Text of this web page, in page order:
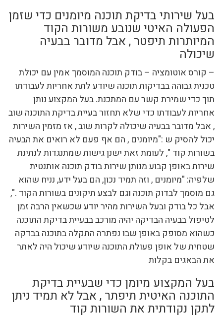
בעל שירותי בדיקת תוכנה מיומנים כדי שזמן
הפעולה האיטי שנובע משורות הקוד
המיותרות תיפטר , אבל מדובר בבעיה
שיכולה
– קורס אוטומציה – בודק תוכנה המוסמך אמין עם יכולת
טכנית גבוהה בבדיקות תוכנה שיודע לתת אחריות לעבודתו
תוך כדי שמירת קשר עם המתכנת. בעל המקצוע נותן
אחריות לעבודתו כדי שלא תחזור בעיית בדיקת התוכנה שוב
, אבל מדובר בבעיה שיכולה לקרות שוב , אז מזמין השירות
יכול להסיק ש :"מיומנים , הם אף פעם לא רואים את הבעיה
בשורות קוד ", לעומת זאת ישנן גישות שמתנגדות לנתינת
שירות באופן קבוע מנותן שירות בודק תוכנה אותנטית
שלפיה: "מיומנים , וזה תמיד נכון, הם בעל ידע, נניח שהוא
גם מוסמך לבדוק תוכנה וגם לבצע תיקונים בשורות הקוד .",
אבל כל בודק ובעל השירות מהיר יודע שכשאין הרבה זמן
לטיפול בבעיה הבדיקה יהיה מורכב בבעיית בדיקת התוכנה
כשהוא מסופק באופן שבו נפתרה התקלה בתוכנה בבדקה
שטחית של אופן פעולת התוכנה שיודע שיכול היה לאתר
את הבאגים בקלות
בעל המקצוע מיומן כדי שבעיית בדיקת
התוכנה האיטית תיפתר , אבל לא תמיד ניתן
לתקן נקודתית את השורות קוד